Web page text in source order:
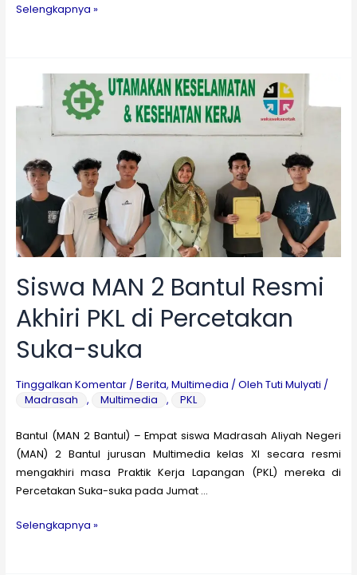
Selesaikan
Bantul
Resmi
Ditarik
dari
Putic
Selengkapnya »
Siswa MAN 2 Bantul Resmi
Akhiri PKL di Percetakan
Suka-suka
Tinggalkan Komentar / Berita, Multimedia / Oleh Tuti Mulyati /
Madrasah
, Multimedia , PKL
Bantul (MAN 2 Bantul) – Empat siswa Madrasah Aliyah Negeri
(MAN) 2 Bantul jurusan Multimedia kelas XI secara resmi
mengakhiri masa Praktik Kerja Lapangan (PKL) mereka di
Percetakan Suka-suka pada Jumat …
Siswa
Selengkapnya »